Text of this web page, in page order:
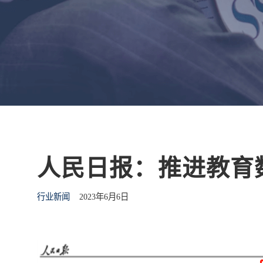
人民日报：推进教育
行业新闻 2023年6月6日